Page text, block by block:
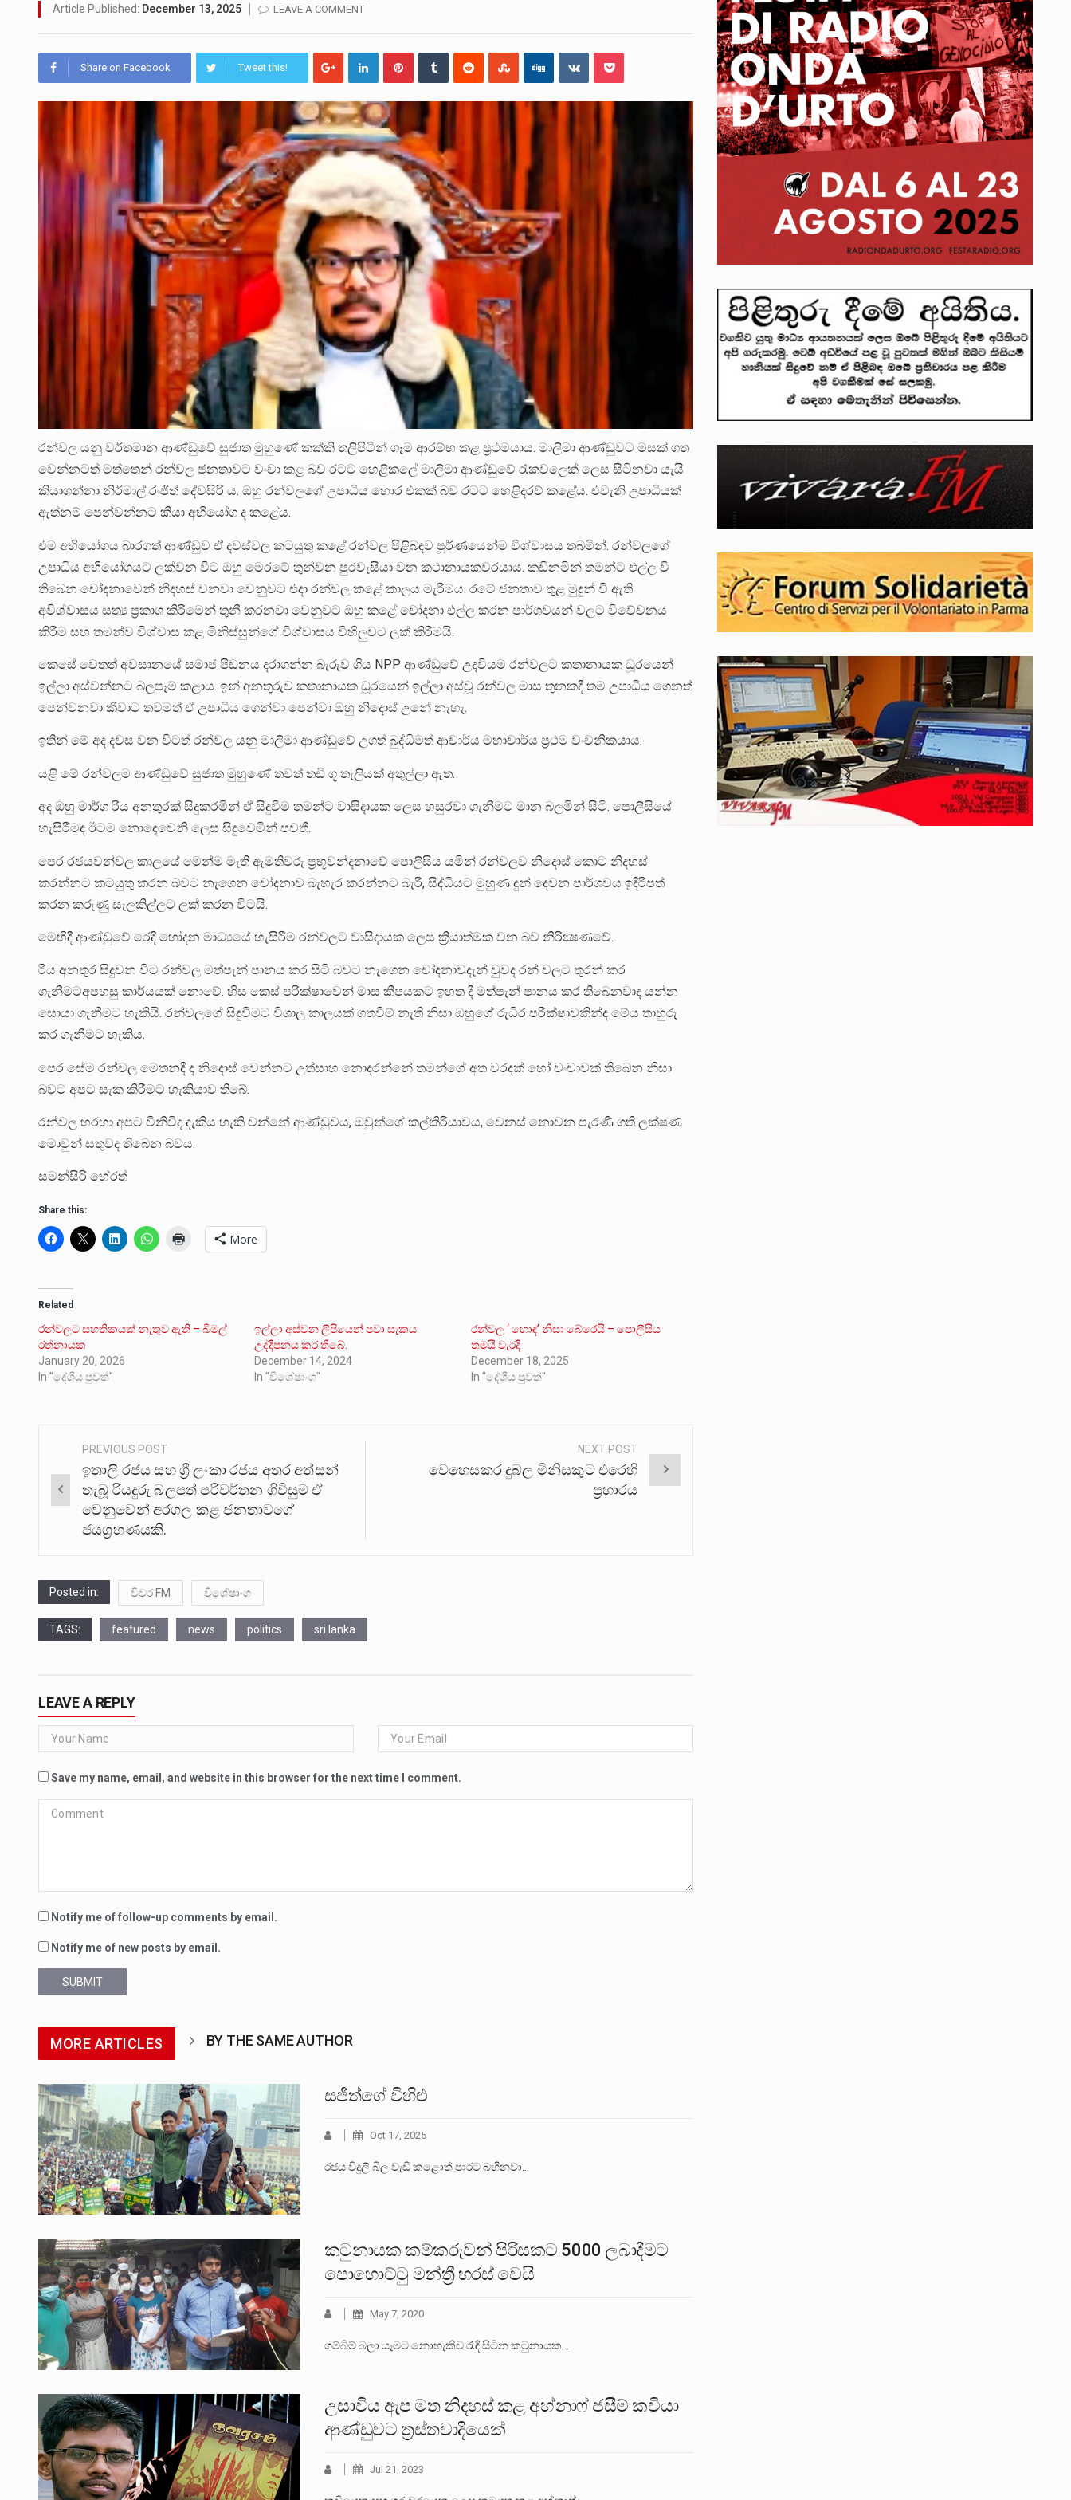
මහර බන්ධනාගාරයේ අද ඇතිවූ සිද්ධියෙන් තුවාල ලැබූ බව කියන රැඳවියන් ගණන ඉහළ ගොස් තිබේ. ඒ…
අගෝස්තු මස දෙවන ඉරිදා ලිට් රූම් සූම් සංවාදය පැවැත්වෙන්නේ "කතා කරන මහ වැව" නම් නකතාවක්…
ලාල් කාන්ත ඇමතිවරයා අධිකරණ විනිශ්චයකාරවරුන්ගේ විශ්‍රාම යෑමේ වයස සම්බන්ධයෙන් නිහඬව සිටින ලෙස තමාට දැනුම් දුන්…
හිටපු පොලිස්පති පූජිත් ජයසුන්දරට සහ හිටපු ආරක්ෂක අමාත්‍යංශ ලේකම් හේමසිරි ප්‍රනාන්දු විශේෂ ත්‍රිපුද්ගල මහාධිකරණය විසින්…
පසුගිය මැයි මස 31 දිනෙන් අවසන් වූ වසර තුළ ලොව පුරා විවිධ තනතුරු නාම වලින්…
මේ, දන්නා හඳුනන ලියන්නකුගේ නන්නාඳුනන අඩවියක සැරිසරා ලද ආස්වාදනීය මොහොතක සිංහාවලෝකනයකි .කෙටි කවියක දිගු බර…
වත්මන් ආණ්ඩුවේ ප්‍රධාන පාර්ශවකරුවා වන ජනතා විමුක්ති පෙරමුණේ කාලයක පටන් තිබුණු ප්‍රධාන සටන් පාඨයක් වූවේ…
Article Published: December 13, 2025 LEAVE A COMMENT
Share on Facebook Tweet this!
රන්වල යනු වර්තමාන ආණ්ඩුවේ සුජාත මුහුණේ කක්කි තලිපිටින් ගෑම ආරම්භ කළ ප්‍රථමයාය. මාලිමා ආණ්ඩුවට මසක් ගත
වෙන්නටත් මත්තෙන් රන්වල ජනතාවට වංචා කළ බව රටට හෙළිකලේ මාලිමා ආණ්ඩුවේ රැකවලෙක් ලෙස සිටිනවා යැයි
කියාගන්නා නිර්මාල් රංජිත්‍ දේවසිරි ය. ඔහු රන්වලගේ උපාධිය හොර එකක් බව රටට හෙළිදරව් කළේය. එවැනි උපාධියක්
ඇත්නම් පෙන්වන්නට කියා අභියෝග ද කළේය.
එම අභියෝගය බාරගත් ආණ්ඩුව ඒ දවස්වල කටයුතු කළේ රන්වල පිළිබඳව පූර්ණයෙන්ම විශ්වාසය තබමින්. රන්වලගේ
උපාධිය අභියෝගයට ලක්වන විට ඔහු මෙරටේ තුන්වන පුරවැසියා වන කථානායකවරයාය. කඩිනමින් තමන්ට එල්ල වී
තිබෙන චෝදනාවෙන් නිදහස් වනවා වෙනුවට එදා රන්වල කළේ කාලය මැරීමය. රටේ ජනතාව තුළ මුදුන් වී ඇති
අවිශ්වාසය සත්‍ය ප්‍රකාශ කිරීමෙන් තුනී කරනවා වෙනුවට ඔහු කළේ චෝදනා එල්ල කරන පාර්ශවයන් වලට විවේචනය
කිරීම සහ තමන්ව විශ්වාස කළ මිනිස්සුන්ගේ විශ්වාසය විහිලුවට ලක් කිරීමයි.
කෙසේ වෙතත් අවසානයේ සමාජ පීඩනය දරාගන්න බැරුව ගිය NPP ආණ්ඩුවේ උදවියම රන්වලට කතානායක ධූරයෙන්
ඉල්ලා අස්වන්නට බලපෑම් කළාය. ඉන් අනතුරුව කතානායක ධූරයෙන් ඉල්ලා අස්වූ රන්වල මාස තුනකදී තම උපාධිය ගෙනත්
පෙන්වනවා කීවාට තවමත් ඒ උපාධිය ගෙන්වා පෙන්වා ඔහු නිදොස් උනේ නැහැ.
ඉතින් මේ අද දවස වන විටත් රන්වල යනු මාලිමා ආණ්ඩුවේ උගත් බුද්ධිමත් ආචාර්ය මහාචාර්ය ප්‍රථම වංචනිකයාය.
යළි මේ රන්වලම ආණ්ඩුවේ සුජාත මුහුණේ තවත් තඩි ගූ තැලියක් අතුල්ලා ඇත.
අද ඔහු මාර්ග රිය අනතුරක් සිදුකරමින් ඒ සිදුවීම තමන්ට වාසිදායක ලෙස හසුරවා ගැනීමට මාන බලමින් සිටි. පොලිසියේ
හැසිරීමද ඊටම නොදෙවෙනි ලෙස සිදුවෙමින් පවතී.
පෙර රජයවන්වල කාලයේ මෙන්ම මැති ඇමතිවරු ප්‍රභූවන්දනාවේ පොලිසිය යමින් රන්වලව නිදොස් කොට නිදහස්
කරන්නට කටයුතු කරන බවට නැගෙන චෝදනාව බැහැර කරන්නට බැරි, සිද්ධියට මුහුණ දුන් දෙවන පාර්ශවය ඉදිරිපත්
කරන කරුණු සැලකිල්ලට ලක් කරන විටයි.
මෙහිදී ආණ්ඩුවේ රෙදි හෝදන මාධ්‍යයේ හැසිරීම රන්වලට වාසිදායක ලෙස ක්‍රියාත්මක වන බව නිරීක්‍ෂණවේ.
රිය අනතුර සිදුවන විට රන්වල මත්පැන් පානය කර සිටි බවට නැගෙන චෝදනාවදැන් වුවද රන් වලට තුරන් කර
ගැනීමටඅපහසු කාර්යයක් නොවේ. හිස කෙස් පරීක්ෂාවෙන් මාස කීපයකට ඉහත දී මත්පැන් පානය කර තිබෙනවාද යන්න
සොයා ගැනීමට හැකියි. රන්වලගේ සිදුවීමට විශාල කාලයක් ගතවීම් නැති නිසා ඔහුගේ රුධිර පරීක්ෂාවකින්ද මේය තාහුරු
කර ගැනීමට හැකිය.
පෙර සේම රන්වල මෙතනදී ද නිදොස් වෙන්නට උත්සාහ නොදරන්නේ තමන්ගේ අත වරදක් හෝ වංචාවක් තිබෙන නිසා
බවට අපට සැක කිරීමට හැකියාව තිබේ.
රන්වල හරහා අපට විනිවිද දැකිය හැකි වන්නේ ආණ්ඩුවය, ඔවුන්ගේ කල්කිරියාවය, වෙනස් නොවන පැරණි ගති ලක්ෂණ
මොවුන් සතුවද තිබෙන බවය.
සමන්සිරි හේරත්
Share this:
More
Related
රන්වලට සහතිකයක් නැතුව ඇති – බිමල්
රත්නායක
January 20, 2026
In "දේශීය පුවත්"
ඉල්ලා අස්වන ලිපියෙන් පවා සැකය
උද්දීපනය කර තිබේ.
December 14, 2024
In "විශේෂාංග"
රන්වල ‘ හොඳ’ නිසා බේරෙයි – පොලීසිය
තමයි වැරදි
December 18, 2025
In "දේශීය පුවත්"
Post
navigation
PREVIOUS POST
ඉතාලි රජය සහ ශ්‍රී ලංකා රජය අතර අත්සන්
තැබූ රියදුරු බලපත් පරිවර්තන ගිවිසුම ඒ
වෙනුවෙන් අරගල කළ ජනතාවගේ
ජයග්‍රහණයකි.
NEXT POST
වෙහෙසකර දුබල මිනිසකුට එරෙහි
ප්‍රහාරය
Posted in: විවර FM විශේෂාංග
TAGS: featured news politics sri lanka
LEAVE A REPLY
Save my name, email, and website in this browser for the next time I comment.
Notify me of follow-up comments by email.
Notify me of new posts by email.
SUBMIT
MORE ARTICLES BY THE SAME AUTHOR
සජිත්ගේ විහිළු
Oct 17, 2025
රජය විදුලි බිල වැඩි කළොත් පාරට බහිනවා…
කටුනායක කම්කරුවන් පිරිසකට 5000 ලබාදීමට
පොහොට්ටු මන්ත්‍රී හරස් වෙයි
May 7, 2020
ගම්බිම් බලා යෑමට නොහැකිව රැඳී සිටින කටුනායක…
උසාවිය ඇප මත නිදහස් කළ අහ්නාෆ් ජසීම් කවියා
ආණ්ඩුවට ත්‍රස්තවාදියෙක්
Jul 21, 2023